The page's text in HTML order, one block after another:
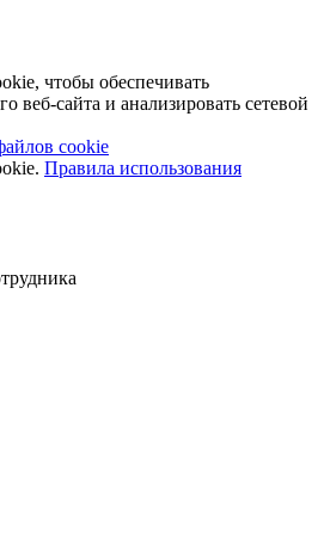
чтобы обеспечивать
веб-сайта и анализировать сетевой
cookie
Правила использования